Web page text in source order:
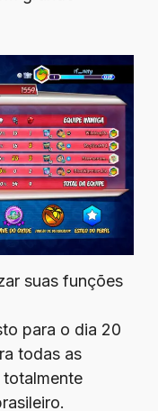
suas funções
para o dia 20
todas as